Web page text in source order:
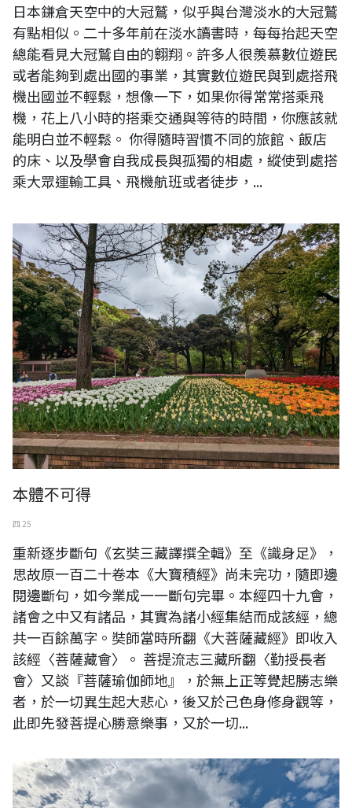
日本鎌倉天空中的大冠鷲，似乎與台灣淡水的大冠鷲
有點相似。二十多年前在淡水讀書時，每每抬起天空
總能看見大冠鷲自由的翱翔。許多人很羨慕數位遊民
或者能夠到處出國的事業，其實數位遊民與到處搭飛
機出國並不輕鬆，想像一下，如果你得常常搭乘飛
機，花上八小時的搭乘交通與等待的時間，你應該就
能明白並不輕鬆。 你得隨時習慣不同的旅館、飯店
的床、以及學會自我成長與孤獨的相處，縱使到處搭
乘大眾運輸工具、飛機航班或者徒步，...
圖片說明：日本橫濱公園一景。
本體不可得
四 25
重新逐步斷句《玄奘三藏譯撰全輯》至《識身足》，
思故原一百二十卷本《大寶積經》尚未完功，隨即邊
閱邊斷句，如今業成一一斷句完畢。本經四十九會，
諸會之中又有諸品，其實為諸小經集結而成該經，總
共一百餘萬字。奘師當時所翻《大菩薩藏經》即收入
該經〈菩薩藏會〉。 菩提流志三藏所翻〈勤授長者
會〉又談『菩薩瑜伽師地』，於無上正等覺起勝志樂
者，於一切異生起大悲心，後又於己色身修身觀等，
此即先發菩提心勝意樂事，又於一切...